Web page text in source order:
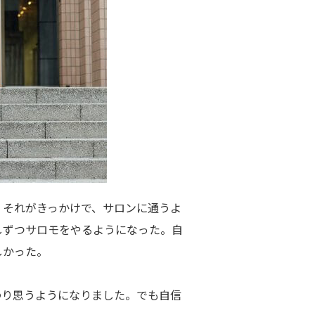
れがきっかけで、サロンに通うよ
つサロモをやるようになった。自
った。
思うようになりました。でも自信